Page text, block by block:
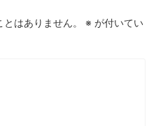
はありません。 ※ が付いてい